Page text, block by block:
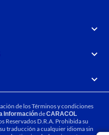
de losTérminos y condiciones
InformacióndeCARACOL
Reservados D.R.A. Prohibida su
traducción a cualquier idioma sin